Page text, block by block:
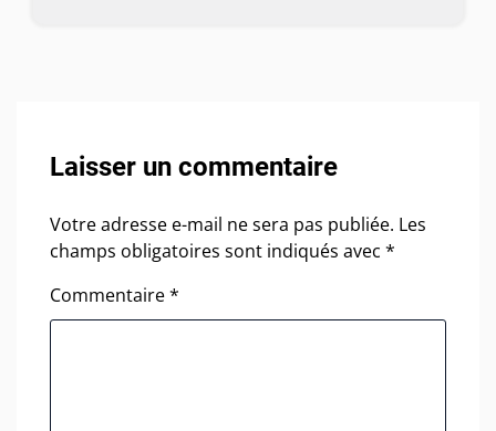
Laisser un commentaire
Votre adresse e-mail ne sera pas publiée. Les
champs obligatoires sont indiqués avec *
Commentaire*